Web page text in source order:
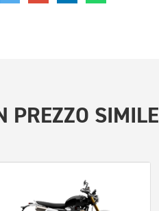
PREZZO SIMILE